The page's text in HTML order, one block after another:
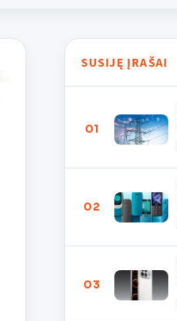
SUSIJĘ ĮRAŠAI
01
02
03